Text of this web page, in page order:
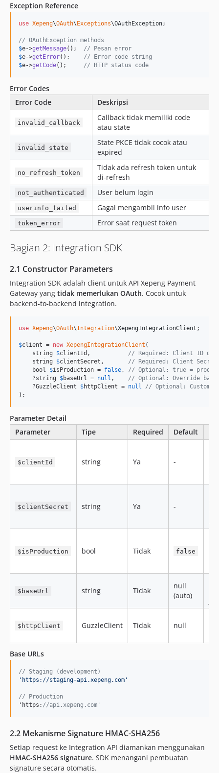
Exception Reference
use Xepeng\OAuth\Exceptions\OAuthException;
// OAuthException methods
$e->getMessage(); // Pesan error
$e->getError(); // Error code string
$e->getCode(); // HTTP status code
Error Codes
Error Code
Deskripsi
invalid_callback
Callback tidak memiliki code
atau state
invalid_state
State PKCE tidak cocok atau
expired
no_refresh_token
Tidak ada refresh token untuk
di-refresh
not_authenticated User belum login
userinfo_failed Gagal mengambil info user
token_error Error saat request token
Bagian 2: Integration SDK
2.1 Constructor Parameters
Integration SDK adalah client untuk API Xepeng Payment
Gateway yang tidak memerlukan OAuth. Cocok untuk
backend-to-backend integration.
use Xepeng\OAuth\Integration\XepengIntegrationClient ;
$client = new XepengIntegrationClient (
    string
$clientId , // Required: Client ID dari
    string
$clientSecret , // Required: Client Secret
    bool
$isProduction = false , // Optional: true =
    ?string
$baseUrl = null , // Optional: Override base
    ?GuzzleClient
$httpClient = null
// Optional: Custom
);
Parameter Detail
Parameter
Tipe Required Default
$clientId string Ya -
$clientSecret string Ya -
$isProduction bool Tidak false
$baseUrl string Tidak
null
(auto)
$httpClient GuzzleClient Tidak null
Base URLs
// Staging (development)
' https://staging-api.xepeng.com '
// Production
'https: //api.xepeng.com'
2.2 Mekanisme Signature HMAC-SHA256
Setiap request ke Integration API diamankan menggunakan
HMAC-SHA256 signature. SDK menangani pembuatan
signature secara otomatis.